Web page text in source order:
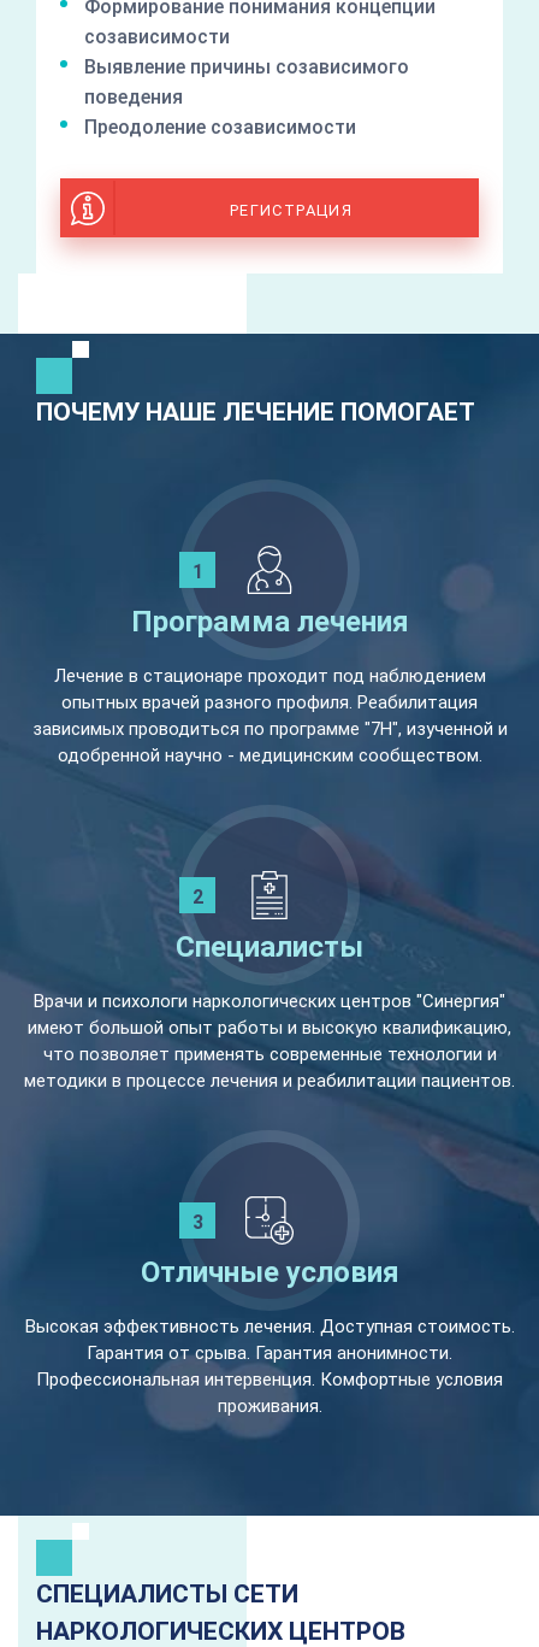
Формирование понимания концепции
созависимости
Выявление причины созависимого
поведения
Преодоление созависимости
РЕГИСТРАЦИЯ
ПОЧЕМУ НАШЕ ЛЕЧЕНИЕ ПОМОГАЕТ
Программа лечения
Лечение в стационаре проходит под наблюдением
опытных врачей разного профиля. Реабилитация
зависимых проводиться по программе "7Н", изученной и
одобренной научно - медицинским сообществом.
Специалисты
Врачи и психологи наркологических центров "Синергия"
имеют большой опыт работы и высокую квалификацию,
что позволяет применять современные технологии и
методики в процессе лечения и реабилитации пациентов.
Отличные условия
Высокая эффективность лечения. Доступная стоимость.
Гарантия от срыва. Гарантия анонимности.
Профессиональная интервенция. Комфортные условия
проживания.
СПЕЦИАЛИСТЫ СЕТИ
НАРКОЛОГИЧЕСКИХ ЦЕНТРОВ